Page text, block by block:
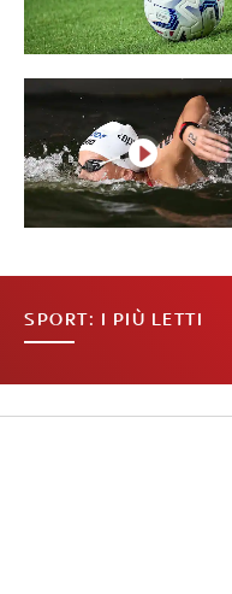
SPORT: I PIÙ LETTI